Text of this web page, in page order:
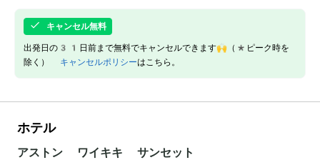
キャンセル無料
出発日の31日前まで無料でキャンセルできます🙌（*ピーク時を
除く） キャンセルポリシーはこちら。
ホテル
アストン ワイキキ サンセット